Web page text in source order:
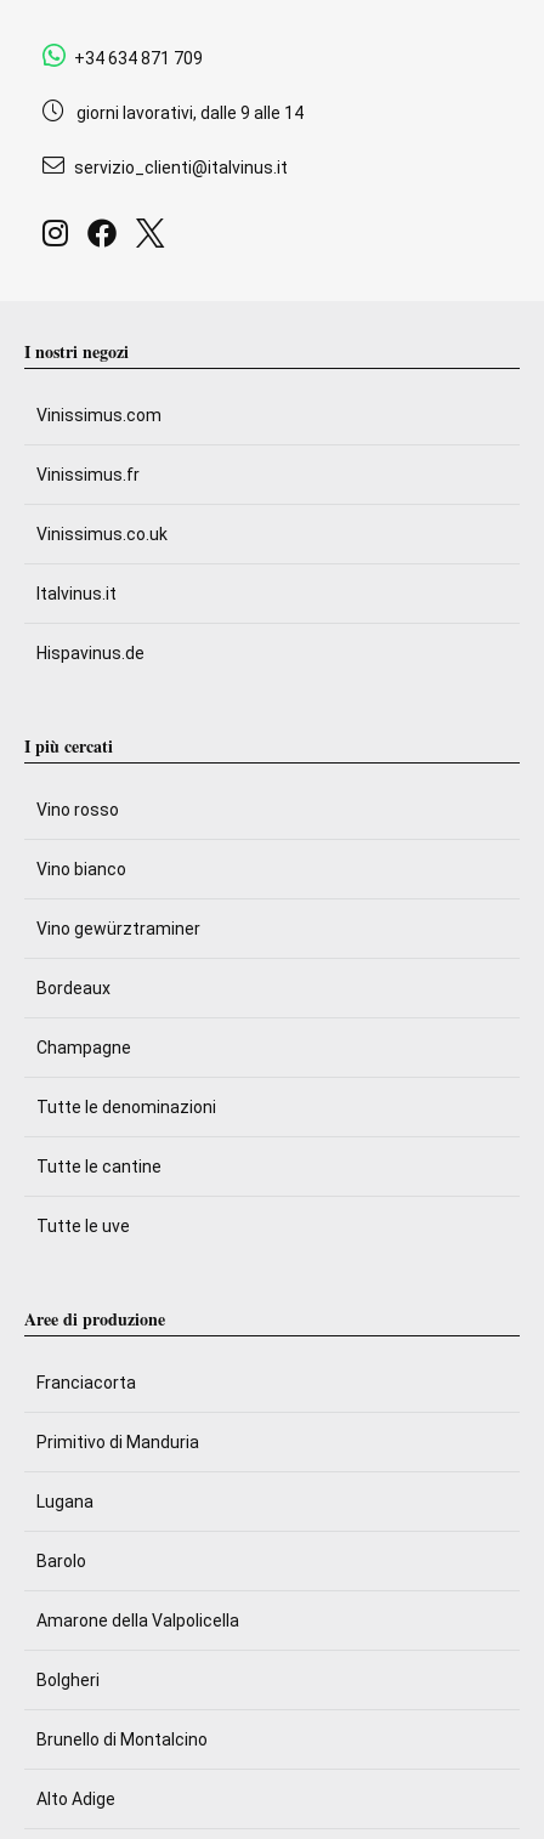
+34 634 871 709
giorni lavorativi, dalle 9 alle 14
servizio_clienti@italvinus.it
I nostri negozi
Vinissimus.com
Vinissimus.fr
Vinissimus.co.uk
Italvinus.it
Hispavinus.de
I più cercati
Vino rosso
Vino bianco
Vino gewürztraminer
Bordeaux
Champagne
Tutte le denominazioni
Tutte le cantine
Tutte le uve
Aree di produzione
Franciacorta
Primitivo di Manduria
Lugana
Barolo
Amarone della Valpolicella
Bolgheri
Brunello di Montalcino
Alto Adige